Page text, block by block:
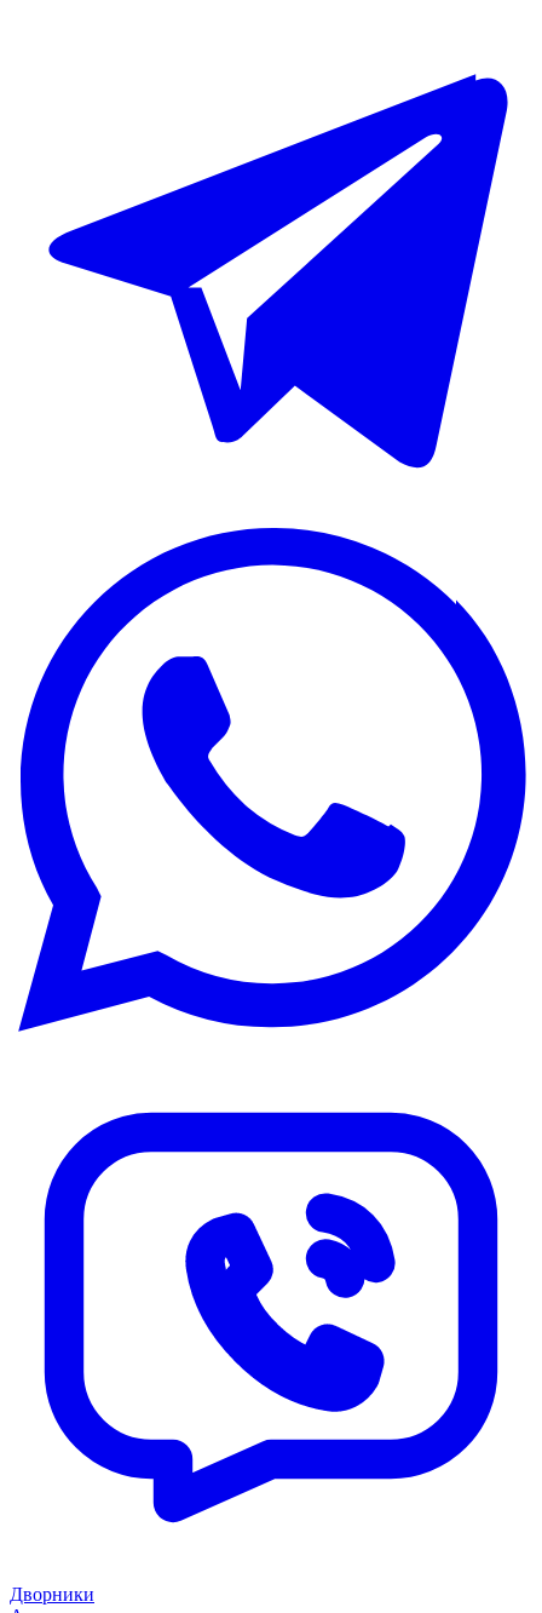
Дворники